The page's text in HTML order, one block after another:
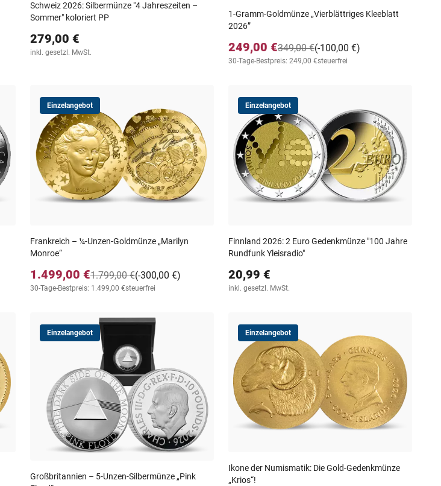
Schweiz 2026: Silbermünze "4 Jahreszeiten –
Sommer" koloriert PP
279,00 €
inkl. gesetzl. MwSt.
1-Gramm-Goldmünze „Vierblättriges Kleeblatt
2026”
249,00 € (-100,00 €)
349,00 €
30-Tage-Bestpreis: 249,00 €steuerfrei
Einzelangebot
Frankreich – ¼-Unzen-Goldmünze „Marilyn
Monroe“
1.499,00 € (-300,00 €)
1.799,00 €
30-Tage-Bestpreis: 1.499,00 €steuerfrei
Einzelangebot
Finnland 2026: 2 Euro Gedenkmünze "100 Jahre
Rundfunk Yleisradio"
20,99 €
inkl. gesetzl. MwSt.
Einzelangebot
Großbritannien – 5-Unzen-Silbermünze „Pink
Einzelangebot
Ikone der Numismatik: Die Gold-Gedenkmünze
„Krios“!